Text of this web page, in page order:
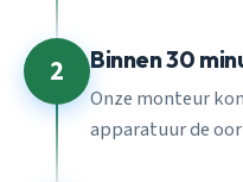
2 Binnen 30
Onze monteur
apparatuur de